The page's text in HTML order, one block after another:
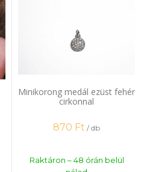
Minikorong medál ezüst fehér
cirkonnal
870 Ft / db
Raktáron – 48 órán belül